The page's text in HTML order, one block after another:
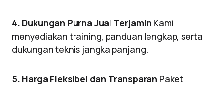
4. Dukungan Purna Jual Terjamin Kami
menyediakan training, panduan lengkap, serta
dukungan teknis jangka panjang.
5. Harga Fleksibel dan Transparan Paket